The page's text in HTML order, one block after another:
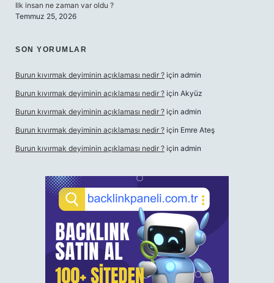
Ilk insan ne zaman var oldu ?
Temmuz 25, 2026
SON YORUMLAR
Burun kıvırmak deyiminin açıklaması nedir ? için admin
Burun kıvırmak deyiminin açıklaması nedir ? için Akyüz
Burun kıvırmak deyiminin açıklaması nedir ? için admin
Burun kıvırmak deyiminin açıklaması nedir ? için Emre Ateş
Burun kıvırmak deyiminin açıklaması nedir ? için admin